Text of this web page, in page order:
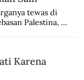
tewas di
Palestina,
Karena